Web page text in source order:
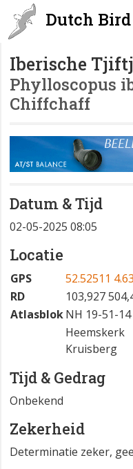
Dutch
Iberische
Phylloscopus
Chiffchaff
Datum & Tijd
02-05-2025 08:05
Locatie
GPS
52.52511
RD
103,927
AtlasblokNH 19-51-14
Heemskerk
Kruisberg
Tijd & Gedrag
Onbekend
Zekerheid
Determinatie zeker,